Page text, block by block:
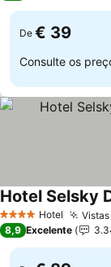
De € 39
Consulte os
4 EstrelasHotel
8,9 Excelente